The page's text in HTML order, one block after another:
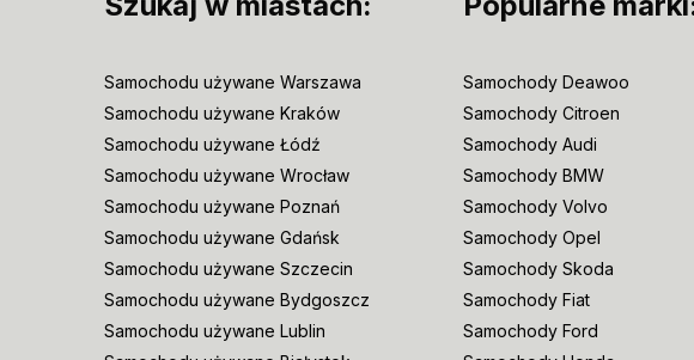
Samochodu używane Warszawa
Samochodu używane Kraków
Samochodu używane Łódź
Samochodu używane Wrocław
Samochodu używane Poznań
Samochodu używane Gdańsk
Samochodu używane Szczecin
Samochodu używane Bydgoszcz
Samochodu używane Lublin
Samochody Deawoo
Samochody Citroen
Samochody Audi
Samochody BMW
Samochody Volvo
Samochody Opel
Samochody Skoda
Samochody Fiat
Samochody Ford